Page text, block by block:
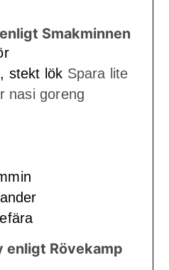
Smakminnen
stekt lök Spara lite
nasi goreng
enligt Rövekamp